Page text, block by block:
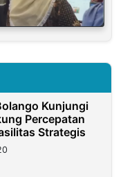
Kunjungi
Percepatan
Strategis